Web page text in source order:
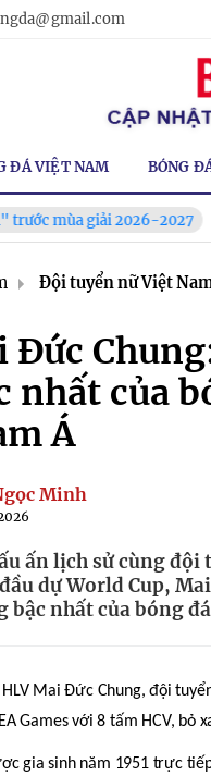
ĐÁ VIỆT NAM BÓNG
giải 2026-2027 Xã
Đội tuyển nữ Việt
Đức
nhất của
Á
Minh
ấn lịch sử cùng đội
dự World Cup,
bậc nhất của bóng
Mai Đức Chung, đội
Games với 8 tấm HCV, bỏ
gia sinh năm 1951 trực